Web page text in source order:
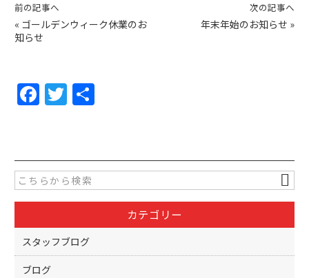
前の記事へ
« ゴールデンウィーク休業のお
知らせ
次の記事へ
年末年始のお知らせ »
F
a
e
b
o
o
k
T
w
er
カテゴリー
スタッフブログ
ブログ